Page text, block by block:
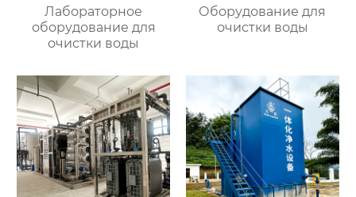
Лабораторное
оборудование для
очистки воды
Оборудование для
очистки воды